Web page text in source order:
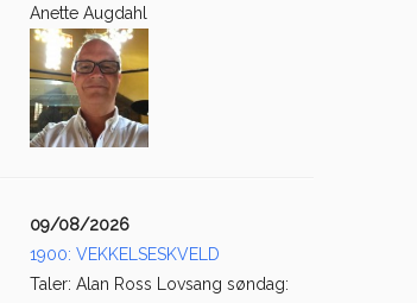
Anette Augdahl
09/08/2026
1900: VEKKELSESKVELD
Taler: Alan Ross Lovsang søndag: